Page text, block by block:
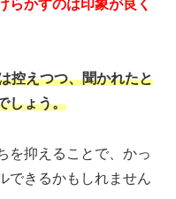
らかすのは印象が良く
控えつつ、聞かれたと
しょう。
を抑えることで、かっ
できるかもしれません